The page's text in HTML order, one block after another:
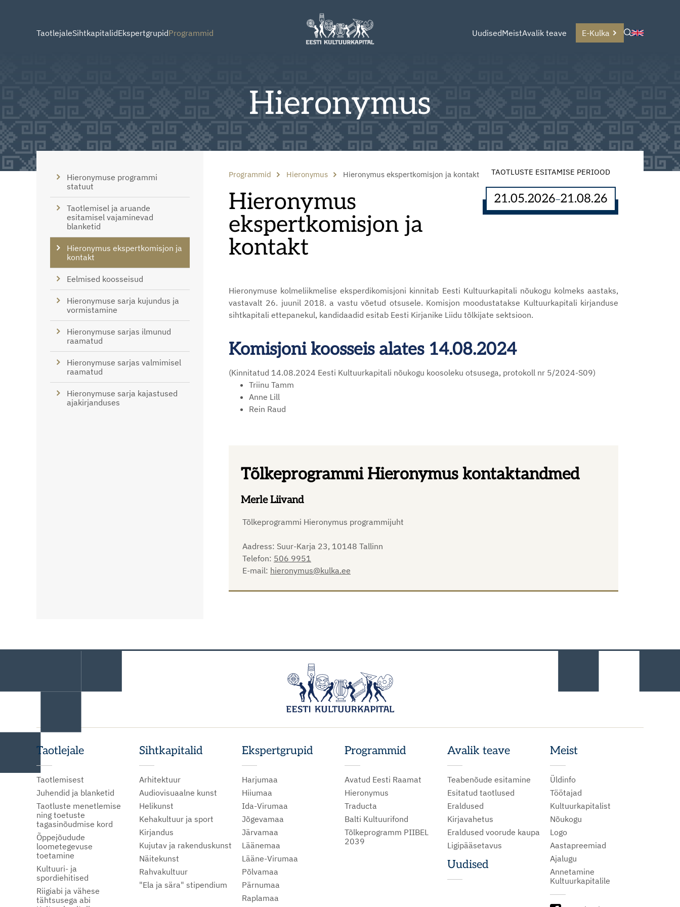
TaotlejaleSihtkapitalidEkspertgrupidProgrammid UudisedMeistAvalik teave E-Kulka
Hieronymus
Hieronymuse programmi
statuut
Taotlemisel ja aruande
esitamisel vajaminevad
blanketid
Hieronymus ekspertkomisjon ja
kontakt
Eelmised koosseisud
Hieronymuse sarja kujundus ja
vormistamine
Hieronymuse sarjas ilmunud
raamatud
Hieronymuse sarjas valmimisel
raamatud
Hieronymuse sarja kajastused
ajakirjanduses
Programmid Hieronymus Hieronymus ekspertkomisjon ja kontakt
Hieronymus
ekspertkomisjon ja
kontakt
TAOTLUSTE ESITAMISE PERIOOD
21.05.2026–21.08.26
Hieronymuse kolmeliikmelise eksperdikomisjoni kinnitab Eesti Kultuurkapitali nõukogu kolmeks aastaks,
vastavalt 26. juunil 2018. a vastu võetud otsusele. Komisjon moodustatakse Kultuurkapitali kirjanduse
sihtkapitali ettepanekul, kandidaadid esitab Eesti Kirjanike Liidu tõlkijate sektsioon.
Komisjoni koosseis alates 14.08.2024
(Kinnitatud 14.08.2024 Eesti Kultuurkapitali nõukogu koosoleku otsusega, protokoll nr 5/2024-S09)
Triinu Tamm
Anne Lill
Rein Raud
Tõlkeprogrammi Hieronymus kontaktandmed
Merle Liivand
Tõlkeprogrammi Hieronymus programmijuht
Aadress: Suur-Karja 23, 10148 Tallinn
Telefon: 506 9951
E-mail: hieronymus@kulka.ee
Taotlejale
Taotlemisest
Juhendid ja blanketid
Taotluste menetlemise
ning toetuste
tagasinõudmise kord
Õppejõudude
loometegevuse
toetamine
Kultuuri- ja
spordiehitised
Riigiabi ja vähese
tähtsusega abi
Sihtkapitalid
Arhitektuur
Audiovisuaalne kunst
Helikunst
Kehakultuur ja sport
Kirjandus
Kujutav ja rakenduskunst
Näitekunst
Rahvakultuur
"Ela ja sära" stipendium
Ekspertgrupid
Harjumaa
Hiiumaa
Ida-Virumaa
Jõgevamaa
Järvamaa
Läänemaa
Lääne-Virumaa
Põlvamaa
Pärnumaa
Raplamaa
Programmid
Avatud Eesti Raamat
Hieronymus
Traducta
Balti Kultuurifond
Tõlkeprogramm PIIBEL
2039
Avalik teave
Teabenõude esitamine
Esitatud taotlused
Eraldused
Kirjavahetus
Eraldused voorude kaupa
Ligipääsetavus
Uudised
Meist
Üldinfo
Töötajad
Kultuurkapitalist
Nõukogu
Logo
Aastapreemiad
Ajalugu
Annetamine
Kultuurkapitalile